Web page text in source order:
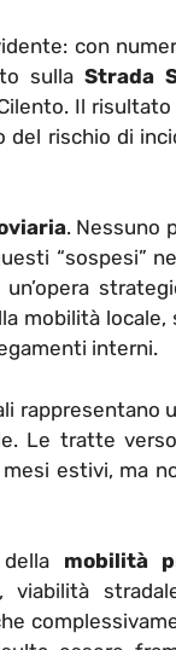
con
sulla Strada
Il risultato
del rischio di
. Nessuno
“sospesi”
mobilità locale,
interni.
rappresentano
Le tratte verso
estivi, ma
mobilità
viabilità